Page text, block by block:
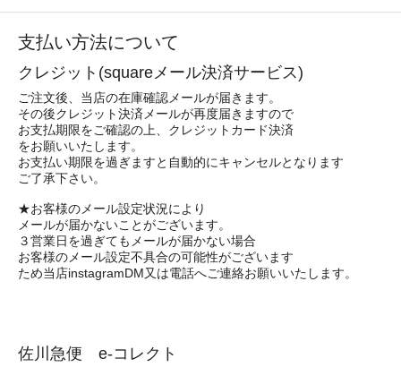
支払い方法について
クレジット(squareメール決済サービス)
ご注文後、当店の在庫確認メールが届きます。
その後クレジット決済メールが再度届きますので
お支払期限をご確認の上、クレジットカード決済
をお願いいたします。
お支払い期限を過ぎますと自動的にキャンセルとなります
ご了承下さい。
★お客様のメール設定状況により
メールが届かないことがございます。
３営業日を過ぎてもメールが届かない場合
お客様のメール設定不具合の可能性がございます
ため当店instagramDM又は電話へご連絡お願いいたします。
佐川急便 e-コレクト